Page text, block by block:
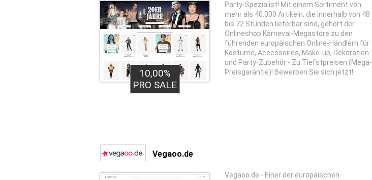
10,00%
PRO SALE
Party-Spezialist! Mit einem Sortiment von
mehr als 40.000 Artikeln, die innerhalb von 48
bis 72 Stunden lieferbar sind, gehört der
Onlineshop Karneval-Megastore zu den
führenden europäischen Online-Händlern für
Kostüme, Accessoires, Make-up, Dekoration
und Party-Zubehör - Zu Tiefstpreisen (Mega-
Preisgarantie)! Bewerben Sie sich jetzt!
Vegaoo.de
Vegaoo.de - Einer der europäischen